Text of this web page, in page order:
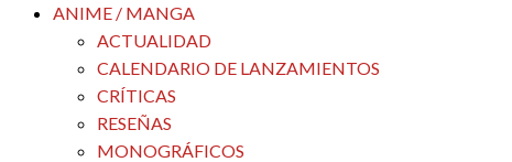
ANIME / MANGA
ACTUALIDAD
CALENDARIO DE LANZAMIENTOS
CRÍTICAS
RESEÑAS
MONOGRÁFICOS